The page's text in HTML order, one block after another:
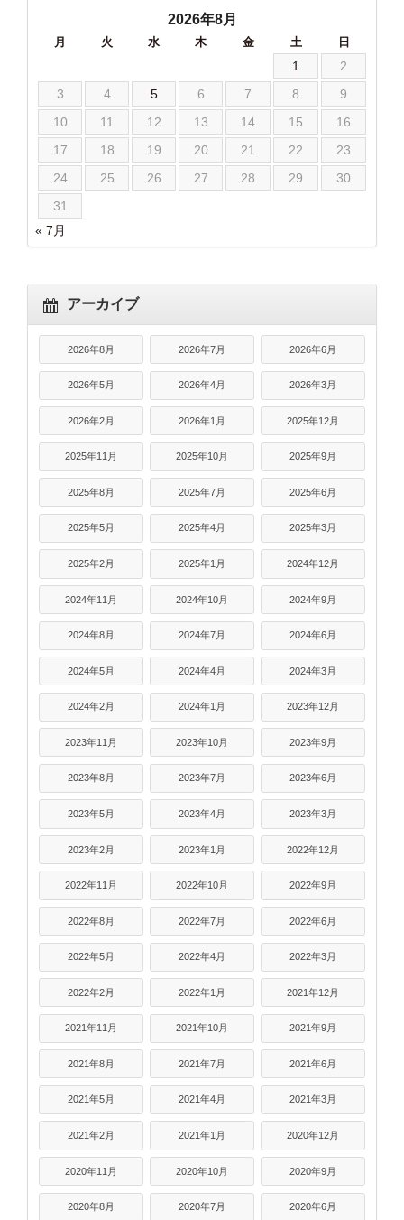
2026年8月
月 火 水 木 金 土 日
1
2
3
4 5 6 7 8
9
10
11 12 13 14 15
16
17
18 19 20 21 22
23
24
25 26 27 28 29
30
31
« 7月
アーカイブ
2026年8月 2026年7月 2026年6月
2026年5月 2026年4月 2026年3月
2026年2月 2026年1月 2025年12月
2025年11月 2025年10月 2025年9月
2025年8月 2025年7月 2025年6月
2025年5月 2025年4月 2025年3月
2025年2月 2025年1月 2024年12月
2024年11月 2024年10月 2024年9月
2024年8月 2024年7月 2024年6月
2024年5月 2024年4月 2024年3月
2024年2月 2024年1月 2023年12月
2023年11月 2023年10月 2023年9月
2023年8月 2023年7月 2023年6月
2023年5月 2023年4月 2023年3月
2023年2月 2023年1月 2022年12月
2022年11月 2022年10月 2022年9月
2022年8月 2022年7月 2022年6月
2022年5月 2022年4月 2022年3月
2022年2月 2022年1月 2021年12月
2021年11月 2021年10月 2021年9月
2021年8月 2021年7月 2021年6月
2021年5月 2021年4月 2021年3月
2021年2月 2021年1月 2020年12月
2020年11月 2020年10月 2020年9月
2020年8月 2020年7月 2020年6月